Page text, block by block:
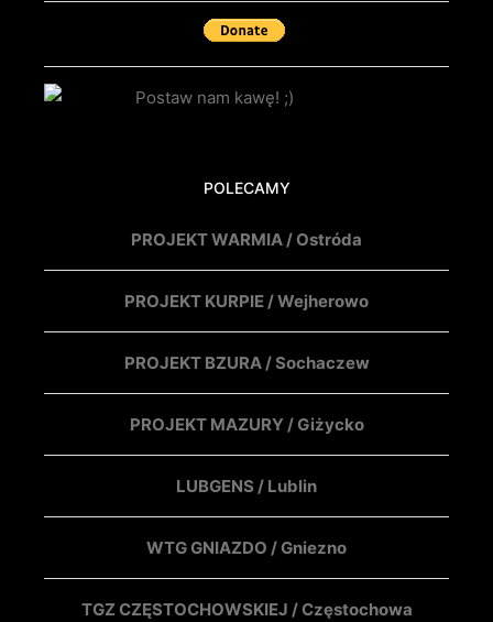
POLECAMY
PROJEKT WARMIA / Ostróda
PROJEKT KURPIE / Wejherowo
PROJEKT BZURA / Sochaczew
PROJEKT MAZURY / Giżycko
LUBGENS / Lublin
WTG GNIAZDO / Gniezno
TGZ CZĘSTOCHOWSKIEJ / Częstochowa